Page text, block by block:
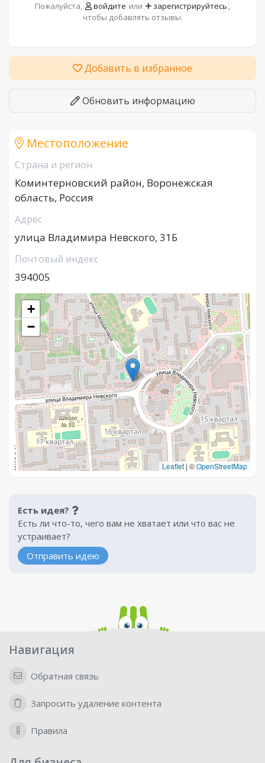
Пожалуйста, войдите или зарегистрируйтесь ,
чтобы добавлять отзывы.
Добавить в избранное
Обновить информацию
Местоположение
Страна и регион
Коминтерновский район, Воронежская
область, Россия
Адрес
улица Владимира Невского, 31Б
Почтовый индекс
394005
+
−
Leaflet | ©OpenStreetMap
Есть идея?
Есть ли что-то, чего вам не хватает или что вас не
устраивает?
Отправить идею
Навигация
Обратная связь
Запросить удаление контента
Правила